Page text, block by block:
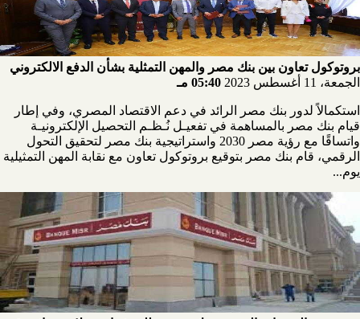
بروتوكول تعاون بين بنك مصر والمهن التمثلية بشأن الدفع الالكتروني
الجمعة، 11 أغسطس 2023
05:40 مـ
استكمالاً لدور بنك مصر الرائد في دعم الاقتصاد المصري، وفي إطار
قيام بنك مصر بالمساهمة في تفعيـل نُـظـم التحصيل الإلكترونيـة
واتساقًا مع رؤية مصر 2030 واستراتيجية بنك مصر لتحقيق التحول
الرقمي، قام بنك مصر بتوقيع بروتوكول تعاون مع نقابة المهن التمثيلية
يوم...